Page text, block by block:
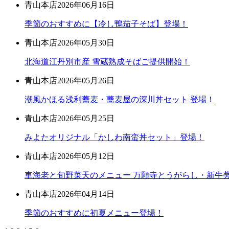
青山本店2026年06月16日
季節のおすすめに【冷し鴨茄子そば】登場！
青山本店2026年05月30日
北海道江丹別市産 雪蔵熟成そばご提供開始！
青山本店2026年05月26日
潮風かほる浅利蕎麦・蕎麦屋の深川丼セット 登場！
青山本店2026年05月25日
みよたオリジナル「かしわ南蛮丼セット」登場！
青山本店2026年05月12日
車海老と旬野菜天のメニュー 万願寺とうがらし・新牛
青山本店2026年04月14日
季節のおすすめに初夏メニュー登場！